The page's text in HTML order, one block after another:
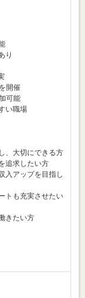
り
開催
可能
い職場
、大切にできる方
追求したい方
入アップを目指し
トも充実させたい
きたい方